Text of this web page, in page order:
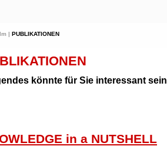
| PUBLIKATIONEN
könnte für Sie interessant
in a NUTSHELL